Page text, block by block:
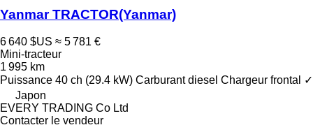
Yanmar TRACTOR(Yanmar)
6 640 $US ≈ 5 781 €
Mini-tracteur
1 995 km
Puissance 40 ch (29.4 kW) Carburant diesel Chargeur frontal
✓
Japon
EVERY TRADING Co Ltd
Contacter le vendeur